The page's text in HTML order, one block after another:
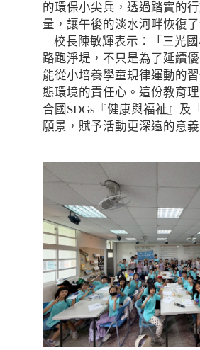
的環保小尖兵，透過踏實的
量，讓午後的淡水河畔恢復
校長陳敏輝表示：「三光
路跑淨堤，不只是為了延續
能從小培養學童規律運動的
態環境的責任心。這份教育
合國SDGs『健康與福祉』及
願景，賦予活動更深遠的意義